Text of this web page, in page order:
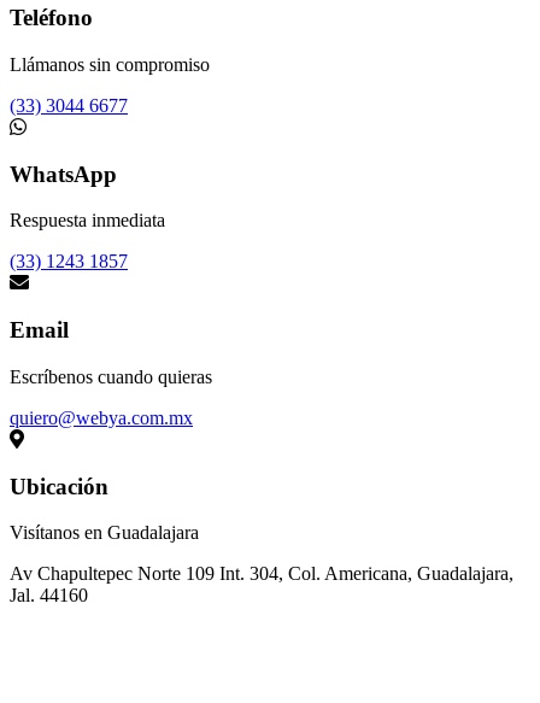
Teléfono
Llámanos sin compromiso
(33) 3044 6677
WhatsApp
Respuesta inmediata
(33) 1243 1857
Email
Escríbenos cuando quieras
quiero@webya.com.mx
Ubicación
Visítanos en Guadalajara
Av Chapultepec Norte 109 Int. 304, Col. Americana, Guadalajara,
Jal. 44160